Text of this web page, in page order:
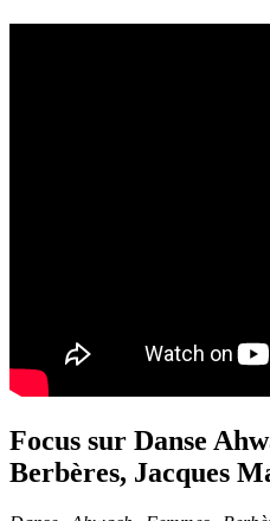
Focus sur Danse
Berbères, Jacques